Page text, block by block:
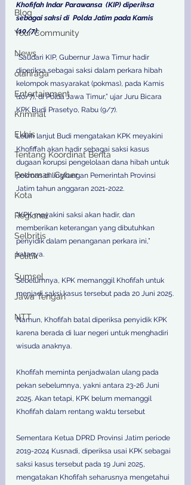
Blog
Your Community
News
olahraga
Entertainment
Kriminal
Ekbis
Tentang Koordinat Berita
Pedoman Cyber
Kota
Regional
Selbritis
Politik
Sumsel
Jawa Tengah
NTT
Khofifah Indar Parawansa  (KIP) diperiksa
sebagai saksi di  Polda Jatim pada Kamis
(10/7).
“Saudari KIP, Gubernur Jawa Timur hadir
diperiksa sebagai saksi dalam perkara hibah
kelompok masyarakat (pokmas), pada Kamis
(10/7), di Polda Jawa Timur,” ujar Juru Bicara
KPK Budi Prasetyo, Rabu (9/7).
Lebih lanjut Budi mengatakan KPK meyakini
Khofiffah akan hadir sebagai saksi kasus
dugaan korupsi pengelolaan dana hibah untuk
pokmas di lingkungan Pemerintah Provinsi
Jatim tahun anggaran 2021-2022.
“KPK meyakini saksi akan hadir, dan
memberikan keterangan yang dibutuhkan
penyidik ​​dalam penanganan perkara ini,”
katanya.
Sebelumnya, KPK memanggil Khofifah untuk
menjadi saksi kasus tersebut pada 20 Juni 2025.
Namun, Khofifah batal diperiksa penyidik ​​KPK
karena berada di luar negeri untuk menghadiri
wisuda anaknya.
Khofifah meminta penjadwalan ulang pada
pekan sebelumnya, yakni antara 23-26 Juni
2025. Akan tetapi, KPK belum memanggil
Khofifah dalam rentang waktu tersebut
Sementara Ketua DPRD Provinsi Jatim periode
2019-2024 Kusnadi, diperiksa usai KPK sebagai
saksi kasus tersebut pada 19 Juni 2025,
mengatakan Khofifah seharusnya mengetahui